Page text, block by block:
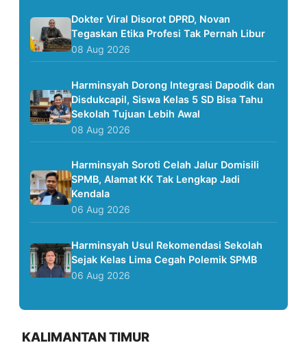
Dokter Viral Disorot DPRD, Novan
Tegaskan Etika Profesi Tak Pernah Libur
08 Aug 2026
Harminsyah Dorong Integrasi Dapodik dan
Disdukcapil, Siswa Kelas 5 SD Bisa Tahu
Sekolah Tujuan Lebih Awal
08 Aug 2026
Harminsyah Soroti Celah Jalur Domisili
SPMB, Alamat KK Tak Lengkap Jadi
Kendala
06 Aug 2026
Harminsyah Usul Rekomendasi Sekolah
Sejak Kelas Lima Cegah Polemik SPMB
06 Aug 2026
KALIMANTAN TIMUR